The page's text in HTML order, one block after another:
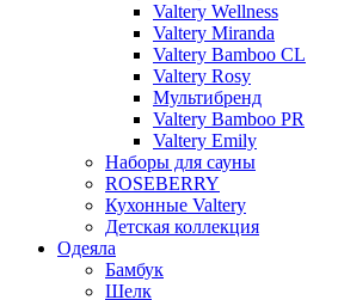
Valtery Wellness
Valtery Miranda
Valtery Bamboo CL
Valtery Rosy
Мультибренд
Valtery Bamboo PR
Valtery Emily
Наборы для сауны
ROSEBERRY
Кухонные Valtery
Детская коллекция
Одеяла
Бамбук
Шелк